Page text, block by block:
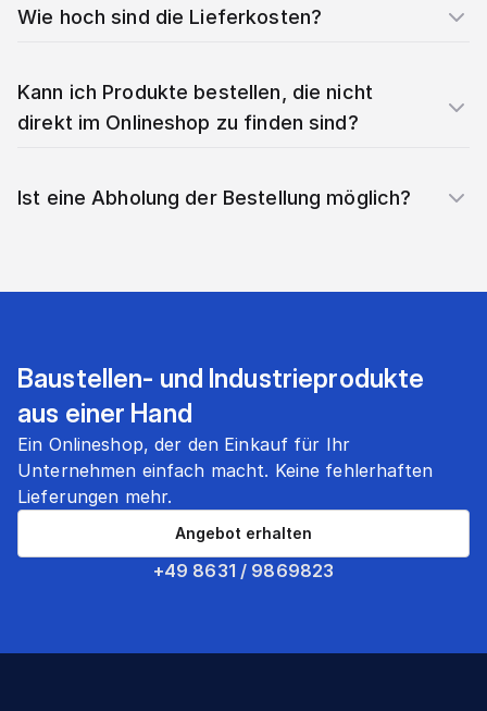
Wie hoch sind die Lieferkosten?
Kann ich Produkte bestellen, die nicht
direkt im Onlineshop zu finden sind?
Ist eine Abholung der Bestellung möglich?
Baustellen- und Industrieprodukte
aus einer Hand
Ein Onlineshop, der den Einkauf für Ihr
Unternehmen einfach macht. Keine fehlerhaften
Lieferungen mehr.
+49 8631 / 9869823
Angebot erhalten